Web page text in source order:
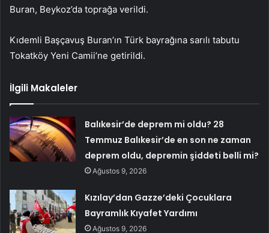
Buran, Beykoz’da toprağa verildi.
Kıdemli Başçavuş Buran’ın Türk bayrağına sarılı tabutu
Tokatköy Yeni Camii’ne getirildi.
İlgili Makaleler
Balıkesir’de deprem mi oldu? 28
Temmuz Balıkesir’de en son ne zaman
deprem oldu, depremin şiddeti belli mi?
Ağustos 9, 2026
Kızılay’dan Gazze’deki Çocuklara
Bayramlık Kıyafet Yardımı
Ağustos 9, 2026